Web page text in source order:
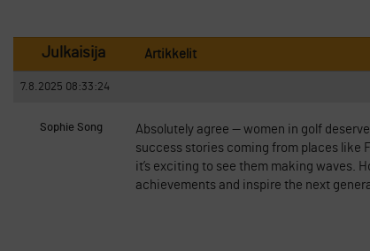
Julkaisija Artikkelit
7.8.2025 08:33:24
Sophie Song
Absolutely agree — women in golf
success stories coming from places like
it’s exciting to see them making waves.
achievements and inspire the next